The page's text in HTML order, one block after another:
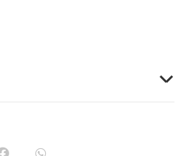
artista.
ano. ‘De tudo o que